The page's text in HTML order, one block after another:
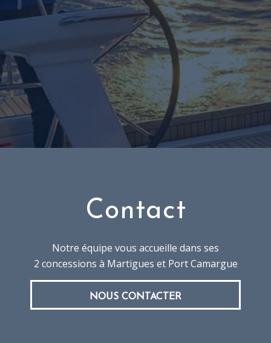
Contact
Notre équipe vous accueille dans ses
2 concessions à Martigues et Port Camargue
NOUS CONTACTER